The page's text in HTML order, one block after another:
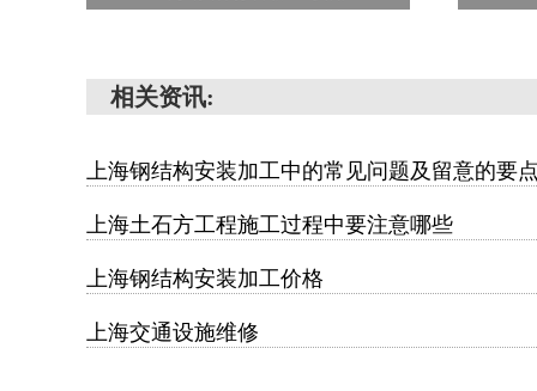
相关资讯:
上海钢结构安装加工中的常见问题及留意的要
上海土石方工程施工过程中要注意哪些
上海钢结构安装加工价格
上海交通设施维修